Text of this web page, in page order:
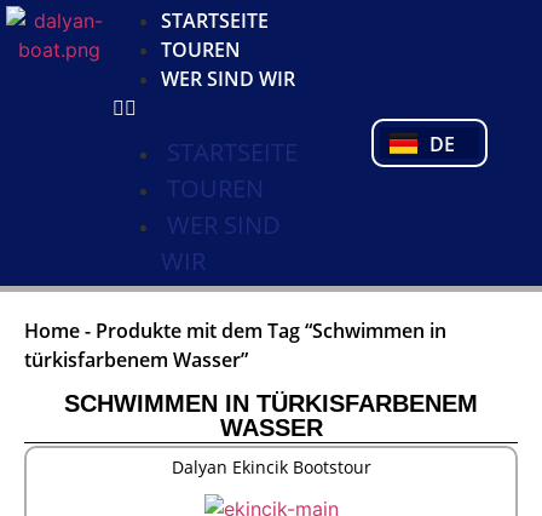
STARTSEITE
TOUREN
WER SIND WIR
STARTSEITE
TOUREN
WER SIND
WIR
DE
PT
TR
Home- Produkte mit dem Tag “Schwimmen in
türkisfarbenem Wasser”
SCHWIMMEN IN TÜRKISFARBENEM
WASSER
Dalyan Ekincik Bootstour